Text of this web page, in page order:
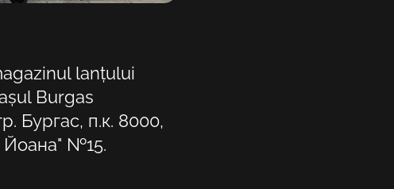
lanțului
Burgas
Бургас, п.к. 8000,
Йоана" №15.